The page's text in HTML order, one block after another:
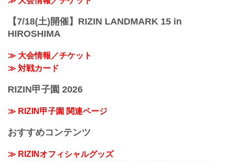
【7/18(土)開催】RIZIN LANDMARK 15 in
HIROSHIMA
≫ 大会情報／チケット
≫ 対戦カード
RIZIN甲子園 2026
≫ RIZIN甲子園 関連ページ
おすすめコンテンツ
≫ RIZINオフィシャルグッズ